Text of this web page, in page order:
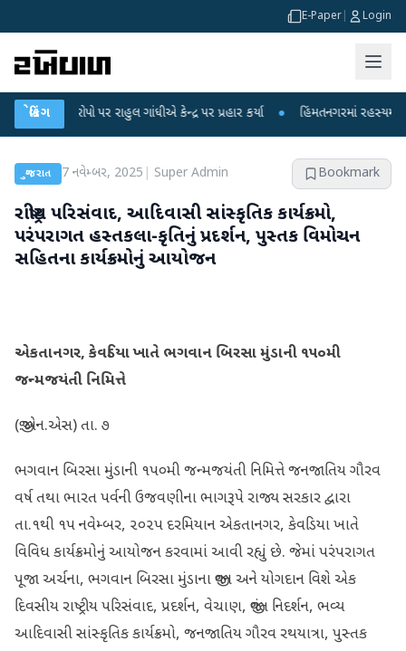
E-Paper Login
બ્રેકિંગ
પર રાહુલ ગાંધીએ કેન્દ્ર પર પ્રહાર કર્યા ● હિંમતનગરમાં રહસ્યમય વાયરસ કે
ગુજરાત 7 નવેમ્બર, 2025 Super Admin Bookmark
રાષ્ટ્રીય પરિસંવાદ, આદિવાસી સાંસ્કૃતિક કાર્યક્રમો,
પરંપરાગત હસ્તકલા-કૃતિનું પ્રદર્શન, પુસ્તક વિમોચન
સહિતના કાર્યક્રમોનું આયોજન
એકતાનગર, કેવડિયા ખાતે ભગવાન બિરસા મુંડાની ૧૫૦મી
જન્મજયંતી નિમિત્તે
(જી.એન.એસ) તા. ૭
ભગવાન બિરસા મુંડાની ૧૫૦મી જન્મજયંતી નિમિત્તે જનજાતિય ગૌરવ
વર્ષ તથા ભારત પર્વની ઉજવણીના ભાગરૂપે રાજ્ય સરકાર દ્વારા
તા.૧થી ૧૫ નવેમ્બર, ૨૦૨૫ દરમિયાન એકતાનગર, કેવડિયા ખાતે
વિવિધ કાર્યક્રમોનું આયોજન કરવામાં આવી રહ્યું છે. જેમાં પરંપરાગત
પૂજા અર્ચના, ભગવાન બિરસા મુંડાના જીવન અને યોગદાન વિશે એક
દિવસીય રાષ્ટ્રીય પરિસંવાદ, પ્રદર્શન, વેચાણ, જીવંત નિદર્શન, ભવ્ય
આદિવાસી સાંસ્કૃતિક કાર્યક્રમો, જનજાતિય ગૌરવ રથયાત્રા, પુસ્તક